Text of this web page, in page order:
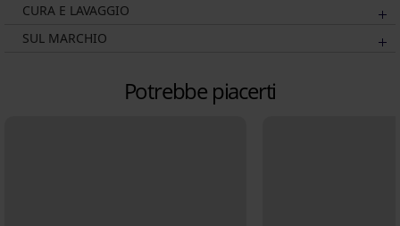
CURA E LAVAGGIO
SUL MARCHIO
Potrebbe piacerti